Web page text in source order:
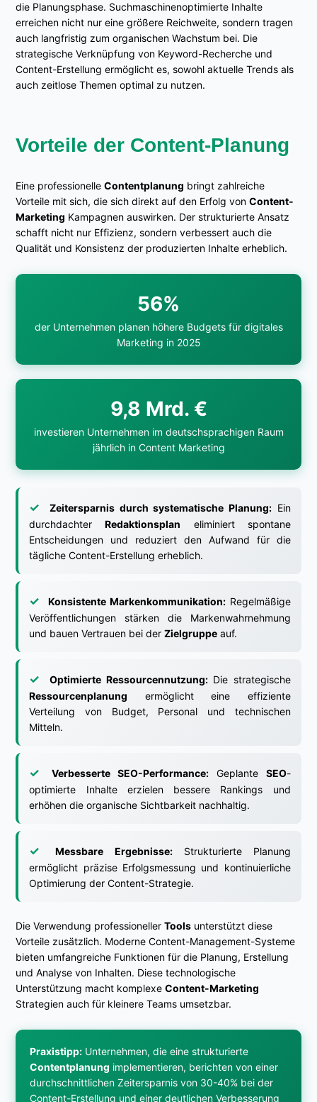
die Planungsphase. Suchmaschinenoptimierte Inhalte
erreichen nicht nur eine größere Reichweite, sondern tragen
auch langfristig zum organischen Wachstum bei. Die
strategische Verknüpfung von Keyword-Recherche und
Content-Erstellung ermöglicht es, sowohl aktuelle Trends als
auch zeitlose Themen optimal zu nutzen.
Vorteile der Content-Planung
Eine professionelleContentplanung bringt zahlreiche
Vorteile mit sich, die sich direkt auf den Erfolg vonContent-
Marketing Kampagnen auswirken. Der strukturierte Ansatz
schafft nicht nur Effizienz, sondern verbessert auch die
Qualität und Konsistenz der produzierten Inhalte erheblich.
56%
der Unternehmen planen höhere Budgets für digitales
Marketing in 2025
9,8 Mrd. €
investieren Unternehmen im deutschsprachigen Raum
jährlich in Content Marketing
Zeitersparnis durch systematische Planung:Ein
durchdachterRedaktionsplan eliminiert spontane
Entscheidungen und reduziert den Aufwand für die
tägliche Content-Erstellung erheblich.
Konsistente Markenkommunikation:Regelmäßige
Veröffentlichungen stärken die Markenwahrnehmung
und bauen Vertrauen bei derZielgruppe auf.
Optimierte Ressourcennutzung:Die strategische
Ressourcenplanung ermöglicht eine effiziente
Verteilung von Budget, Personal und technischen
Mitteln.
Verbesserte SEO-Performance: Geplante SEO-
optimierte Inhalte erzielen bessere Rankings und
erhöhen die organische Sichtbarkeit nachhaltig.
Messbare Ergebnisse:Strukturierte Planung
ermöglicht präzise Erfolgsmessung und kontinuierliche
Optimierung der Content-Strategie.
Die Verwendung professionellerTools unterstützt diese
Vorteile zusätzlich. Moderne Content-Management-Systeme
bieten umfangreiche Funktionen für die Planung, Erstellung
und Analyse von Inhalten. Diese technologische
Unterstützung macht komplexeContent-Marketing
Strategien auch für kleinere Teams umsetzbar.
Praxistipp: Unternehmen, die eine strukturierte
Contentplanung implementieren, berichten von einer
durchschnittlichen Zeitersparnis von 30-40% bei der
Content-Erstellung und einer deutlichen Verbesserung